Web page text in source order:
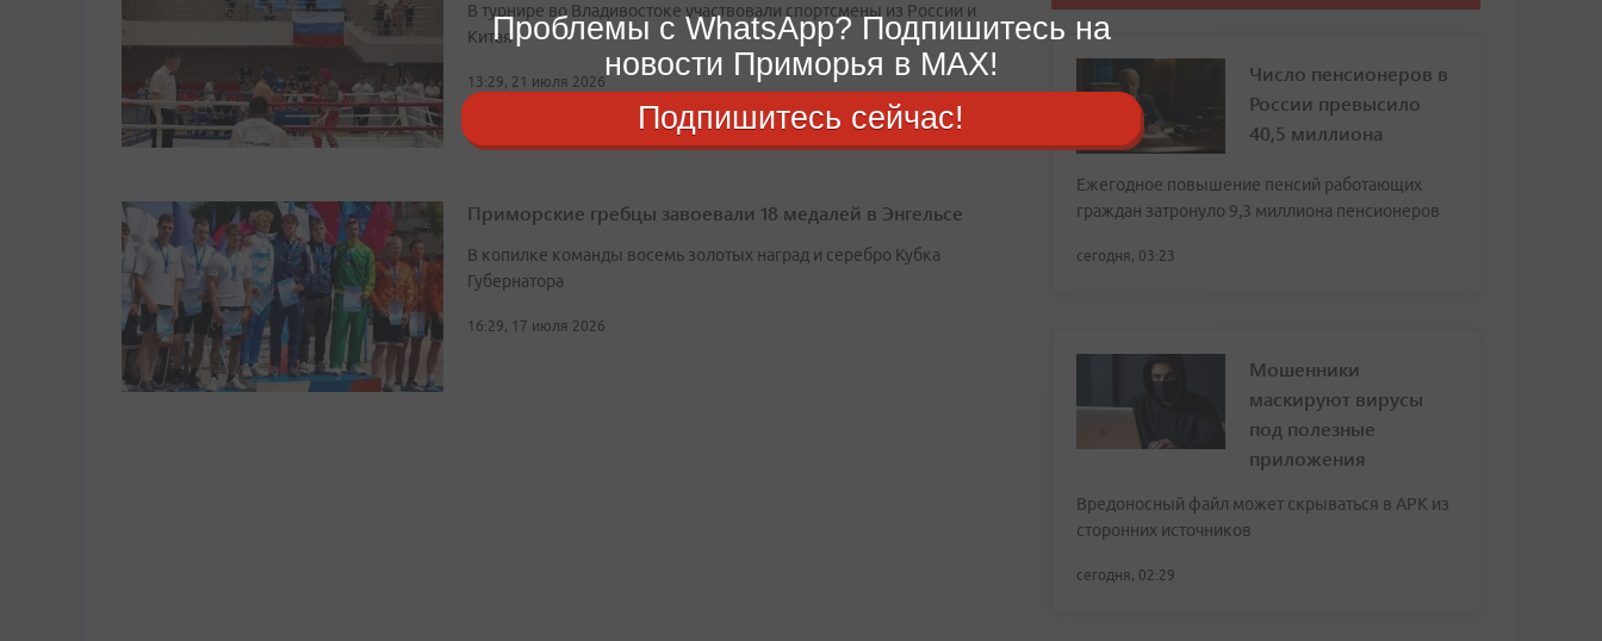
В турнире во Владивостоке участвовали спортсмены из России и
Китая
13:29, 21 июля 2026
Приморские гребцы завоевали 18 медалей в Энгельсе
В копилке команды восемь золотых наград и серебро Кубка
Губернатора
16:29, 17 июля 2026
Число пенсионеров в
России превысило
40,5 миллиона
Ежегодное повышение пенсий работающих
граждан затронуло 9,3 миллиона пенсионеров
сегодня, 03:23
Мошенники
маскируют вирусы
под полезные
приложения
Вредоносный файл может скрываться в APK из
сторонних источников
сегодня, 02:29
Проблемы с WhatsApp? Подпишитесь на
новости Приморья в MAX!
Подпишитесь сейчас!